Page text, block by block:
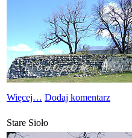
Więcej… Dodaj komentarz
Stare Sioło